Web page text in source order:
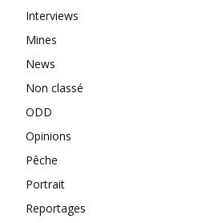
Interviews
Mines
News
Non classé
ODD
Opinions
Pêche
Portrait
Reportages